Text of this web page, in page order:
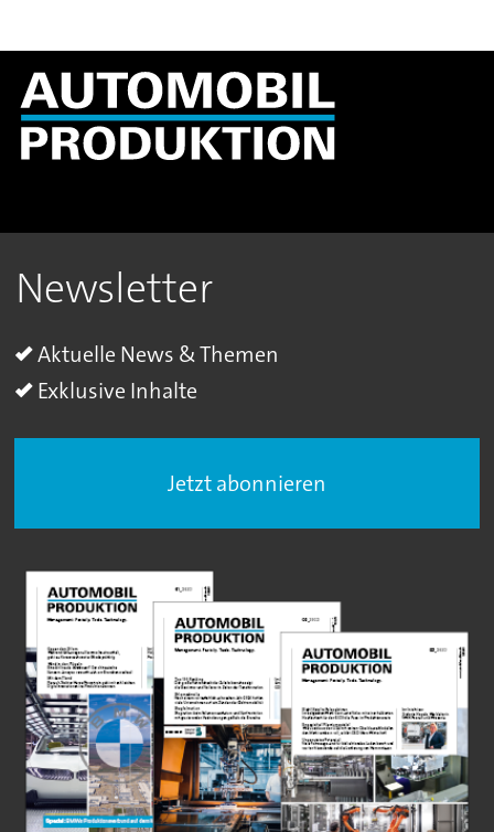
Newsletter
Aktuelle News & Themen
Exklusive Inhalte
Jetzt abonnieren